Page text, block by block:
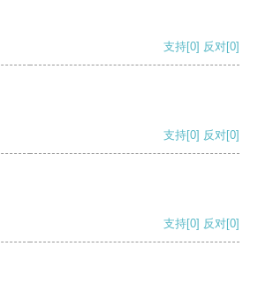
支持[0] 反对[0]
支持[0] 反对[0]
支持[0] 反对[0]